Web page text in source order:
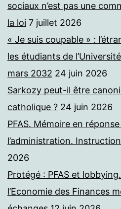
sociaux n’est pas une
la loi 7 juillet 2026
« Je suis coupable » :
les étudiants de
mars 2032 24 juin 2026
Sarkozy peut-il être
catholique ? 24 juin 2026
PFAS. Mémoire en
l’administration.
2026
Protégé : PFAS et
l’Economie des Finances